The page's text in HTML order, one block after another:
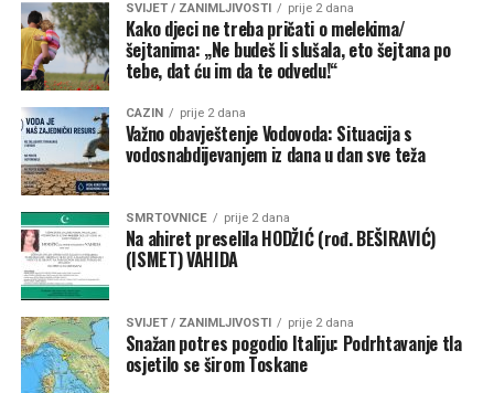
SVIJET / ZANIMLJIVOSTI prije 2 dana
Kako djeci ne treba pričati o melekima/
šejtanima: „Ne budeš li slušala, eto šejtana po
tebe, dat ću im da te odvedu!“
CAZIN prije 2 dana
Važno obavještenje Vodovoda: Situacija s
vodosnabdijevanjem iz dana u dan sve teža
SMRTOVNICE prije 2 dana
Na ahiret preselila HODŽIĆ (rođ. BEŠIRAVIĆ)
(ISMET) VAHIDA
SVIJET / ZANIMLJIVOSTI prije 2 dana
Snažan potres pogodio Italiju: Podrhtavanje tla
osjetilo se širom Toskane